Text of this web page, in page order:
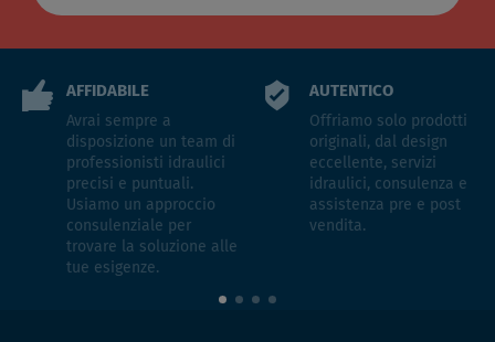
AFFIDABILE
Avrai sempre a
disposizione un team di
professionisti idraulici
precisi e puntuali.
Usiamo un approccio
consulenziale per
trovare la soluzione alle
tue esigenze.
AUTENTICO
Offriamo solo prodotti
originali, dal design
eccellente, servizi
idraulici, consulenza e
assistenza pre e post
vendita.